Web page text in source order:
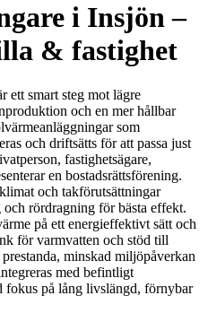
i Insjön –
& fastighet
ett smart steg mot lägre
och en mer hållbar
som
och driftsätts för att passa just
fastighetsägare,
en bostadsrättsförening.
och takförutsättningar
rördragning för bästa effekt.
på ett energieffektivt sätt och
för varmvatten och stöd till
minskad miljöpåverkan
med befintligt
fokus på lång livslängd, förnybar